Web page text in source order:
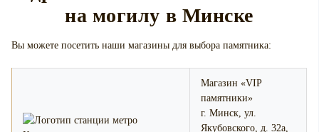
на могилу в Минске
Вы можете посетить наши магазины для выбора памятника:
Магазин «VIP
памятники»
г. Минск, ул.
Якубовского, д. 32а,